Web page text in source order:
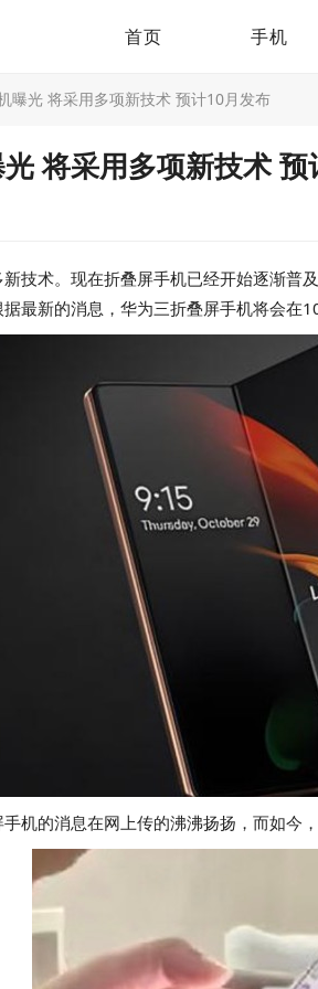
首页 手机
曝光 将采用多项新技术 预计10月发布
将采用多项新技术
技术。现在折叠屏手机已经开始逐渐
最新的消息，华为三折叠屏手机将会在
机的消息在网上传的沸沸扬扬，而如今